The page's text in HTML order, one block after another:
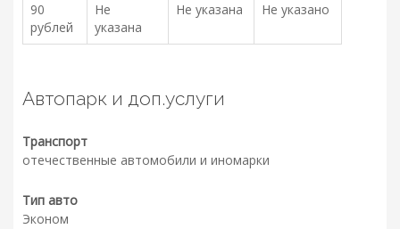
90
рублей
Не
указана
Не указана Не указано
Автопарк и доп.услуги
Транспорт
отечественные автомобили и иномарки
Тип авто
Эконом